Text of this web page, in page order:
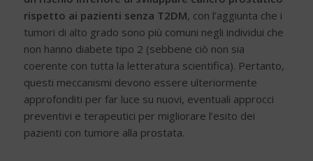
rispetto ai pazienti senza T2DM, con l’aggiunta che i
tumori di alto grado sono più comuni negli individui che
non hanno diabete tipo 2 (sebbene ciò non sia
coerente con tutta la letteratura scientifica). Pertanto,
questi meccanismi devono essere ulteriormente
approfonditi per far luce su nuovi, eventuali approcci
preventivi e terapeutici per migliorare l’esito dei
pazienti con tumore alla prostata.